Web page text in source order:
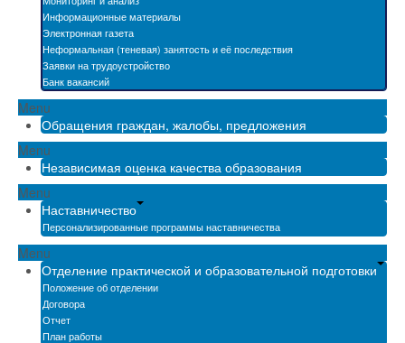
Информационные материалы
Электронная газета
Неформальная (теневая) занятость и её последствия
Заявки на трудоустройство
Банк вакансий
Menu
Обращения граждан, жалобы, предложения
Menu
Независимая оценка качества образования
Menu
Наставничество
Персонализированные программы наставничества
Menu
Отделение практической и образовательной подготовки
Положение об отделении
Договора
Отчет
План работы